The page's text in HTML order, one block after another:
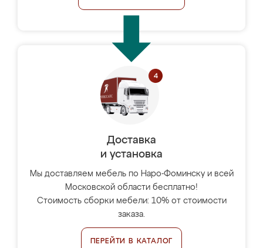
Доставка
и установка
Мы доставляем мебель по Наро-Фоминску и всей
Московской области бесплатно!
Стоимость сборки мебели: 10% от стоимости
заказа.
ПЕРЕЙТИ В КАТАЛОГ